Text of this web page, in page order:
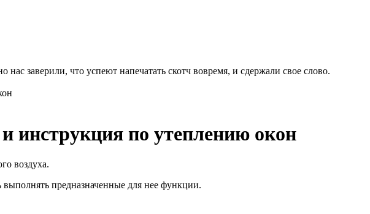
заверили, что успеют напечатать скотч вовремя, и сдержали свое слово.
инструкция по утеплению окон
воздуха.
выполнять предназначенные для нее функции.